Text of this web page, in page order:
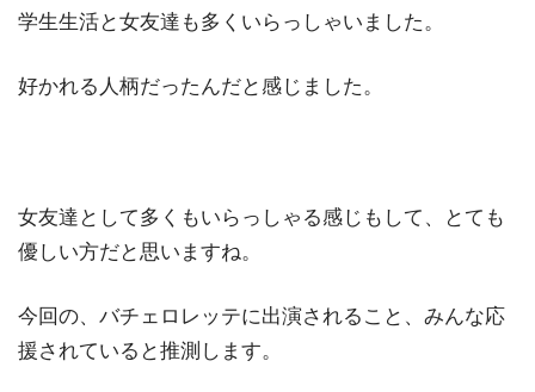
学生生活と女友達も多くいらっしゃいました。
好かれる人柄だったんだと感じました。
女友達として多くもいらっしゃる感じもして、とても
優しい方だと思いますね。
今回の、バチェロレッテに出演されること、みんな応
援されていると推測します。